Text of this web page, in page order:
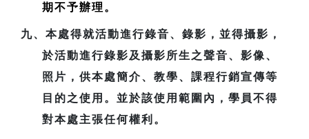
期不予辦理。
九、本處得就活動進行錄音、錄影，並得攝影，
於活動進行錄影及攝影所生之聲音、影像、
照片，供本處簡介、教學、課程行銷宣傳等
目的之使用。並於該使用範圍內，學員不得
對本處主張任何權利。